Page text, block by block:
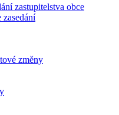
zastupitelstva obce
zasedání
změny